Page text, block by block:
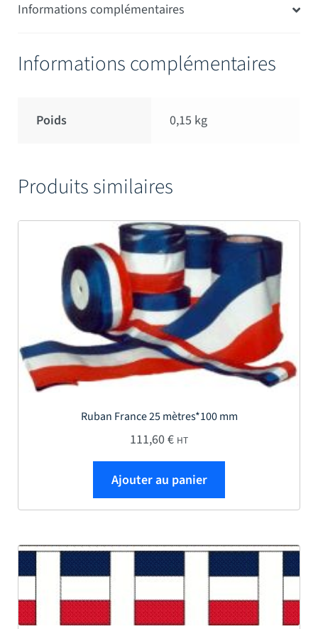
Informations complémentaires
Informations complémentaires
Poids 0,15 kg
Produits similaires
Ruban France 25 mètres*100 mm
111,60€ HT
Ajouter au panier